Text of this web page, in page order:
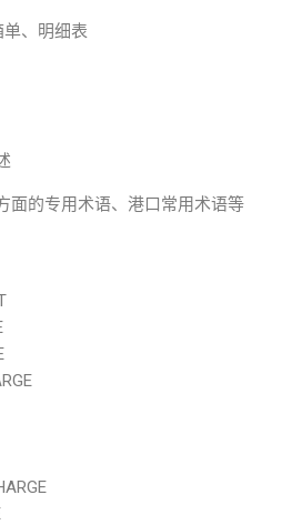
、明细表
面的专用术语、港口常用术语等